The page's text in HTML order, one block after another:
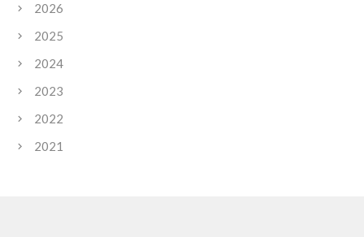
2026
2025
2024
2023
2022
2021